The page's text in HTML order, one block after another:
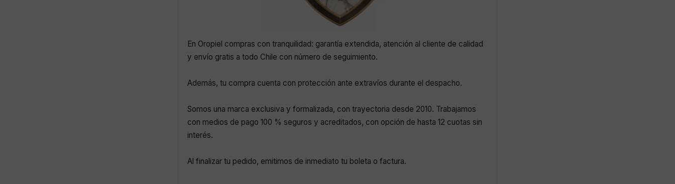
En Oropiel compras con tranquilidad: garantía extendida, atención al cliente de calidad
y envío gratis a todo Chile con número de seguimiento.
Además, tu compra cuenta con protección ante extravíos durante el despacho.
Somos una marca exclusiva y formalizada, con trayectoria desde 2010. Trabajamos
con medios de pago 100 % seguros y acreditados, con opción de hasta 12 cuotas sin
interés.
Al finalizar tu pedido, emitimos de inmediato tu boleta o factura.